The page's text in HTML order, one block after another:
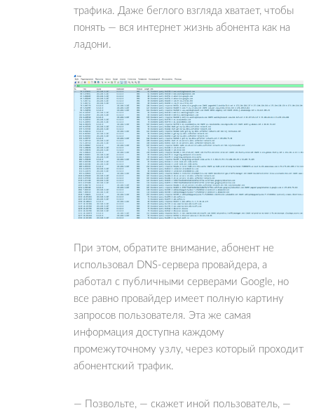
трафика. Даже беглого взгляда хватает, чтобы
понять — вся интернет жизнь абонента как на
ладони.
При этом, обратите внимание, абонент не
использовал DNS-сервера провайдера, а
работал с публичными серверами Google, но
все равно провайдер имеет полную картину
запросов пользователя. Эта же самая
информация доступна каждому
промежуточному узлу, через который проходит
абонентский трафик.
— Позвольте, — скажет иной пользователь, —